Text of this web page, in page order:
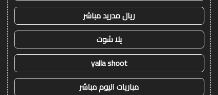
ريال مدريد مباشر
يلا شوت
yalla shoot
مباريات اليوم مباشر